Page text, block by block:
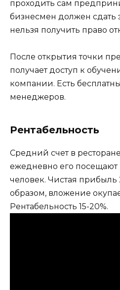
проходить сам
бизнесмен должен сдать
нельзя получить право
После открытия точки
получает доступ к
компании. Есть
менеджеров.
Рентабельность
Средний счет в
ежедневно его
человек. Чистая
образом, вложение
Рентабельность 15-20%.